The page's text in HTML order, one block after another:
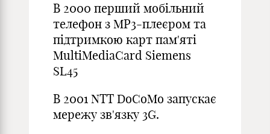
В 2000 перший мобільний
телефон з MP3-плеєром та
підтримкою карт пам'яті
MultiMediaCard Siemens
SL45
В 2001 NTT DoCoMo запускає
мережу зв'язку 3G.